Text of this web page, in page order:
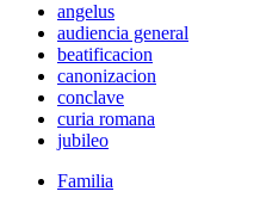
angelus
audiencia general
beatificacion
canonizacion
conclave
curia romana
jubileo
Familia